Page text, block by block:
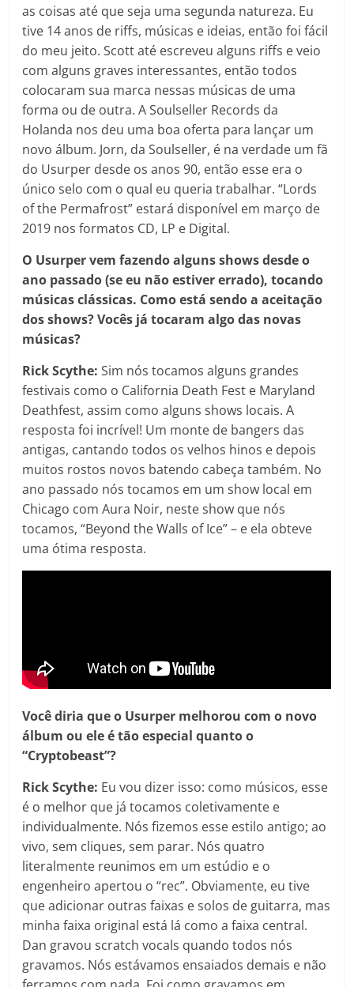
as coisas até que seja uma segunda natureza. Eu
tive 14 anos de riffs, músicas e ideias, então foi fácil
do meu jeito. Scott até escreveu alguns riffs e veio
com alguns graves interessantes, então todos
colocaram sua marca nessas músicas de uma
forma ou de outra. A Soulseller Records da
Holanda nos deu uma boa oferta para lançar um
novo álbum. Jorn, da Soulseller, é na verdade um fã
do Usurper desde os anos 90, então esse era o
único selo com o qual eu queria trabalhar. “Lords
of the Permafrost” estará disponível em março de
2019 nos formatos CD, LP e Digital.
O Usurper vem fazendo alguns shows desde o
ano passado (se eu não estiver errado), tocando
músicas clássicas. Como está sendo a aceitação
dos shows? Vocês já tocaram algo das novas
músicas?
Rick Scythe: Sim nós tocamos alguns grandes
festivais como o California Death Fest e Maryland
Deathfest, assim como alguns shows locais. A
resposta foi incrível! Um monte de bangers das
antigas, cantando todos os velhos hinos e depois
muitos rostos novos batendo cabeça também. No
ano passado nós tocamos em um show local em
Chicago com Aura Noir, neste show que nós
tocamos, “Beyond the Walls of Ice” – e ela obteve
uma ótima resposta.
Você diria que o Usurper melhorou com o novo
álbum ou ele é tão especial quanto o
“Cryptobeast”?
Rick Scythe: Eu vou dizer isso: como músicos, esse
é o melhor que já tocamos coletivamente e
individualmente. Nós fizemos esse estilo antigo; ao
vivo, sem cliques, sem parar. Nós quatro
literalmente reunimos em um estúdio e o
engenheiro apertou o “rec”. Obviamente, eu tive
que adicionar outras faixas e solos de guitarra, mas
minha faixa original está lá como a faixa central.
Dan gravou scratch vocals quando todos nós
gravamos. Nós estávamos ensaiados demais e não